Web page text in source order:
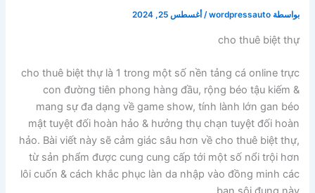
بواسطة wordpressauto
/ أغسطس 25, 2024
cho thuê biệt thự
cho thuê biệt thự là 1 trong một số nền tảng cá online trực
con đường tiên phong hàng đầu, rộng béo tậu kiếm &
mang sự đa dạng về game show, tính lành lớn gan béo
mật tuyệt đối hoàn hảo & hưởng thụ chạn tuyệt đối hoàn
hảo. Bài viết này sẽ cảm giác sâu hơn về cho thuê biệt thự,
từ sản phẩm được cung cung cấp tới một số nổi trội hơn
lôi cuốn & cách khắc phục làn da nhập vào đồng minh các